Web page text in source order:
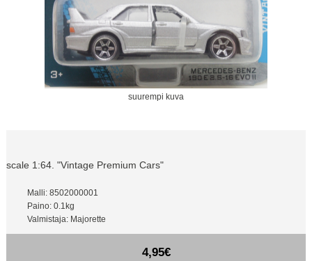
suurempi kuva
scale 1:64. "Vintage Premium Cars"
Malli: 8502000001
Paino: 0.1kg
Valmistaja: Majorette
4,95€